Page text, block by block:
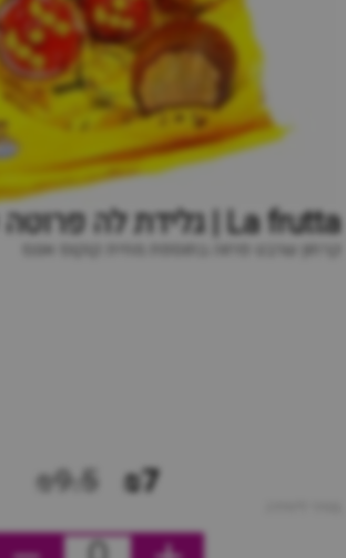
La frutta | גלידת לה פרוטה קוקוס אננס
קרחון שרבט פרווה בתוספת מחית קוקוס אננס
₪7
₪9.5